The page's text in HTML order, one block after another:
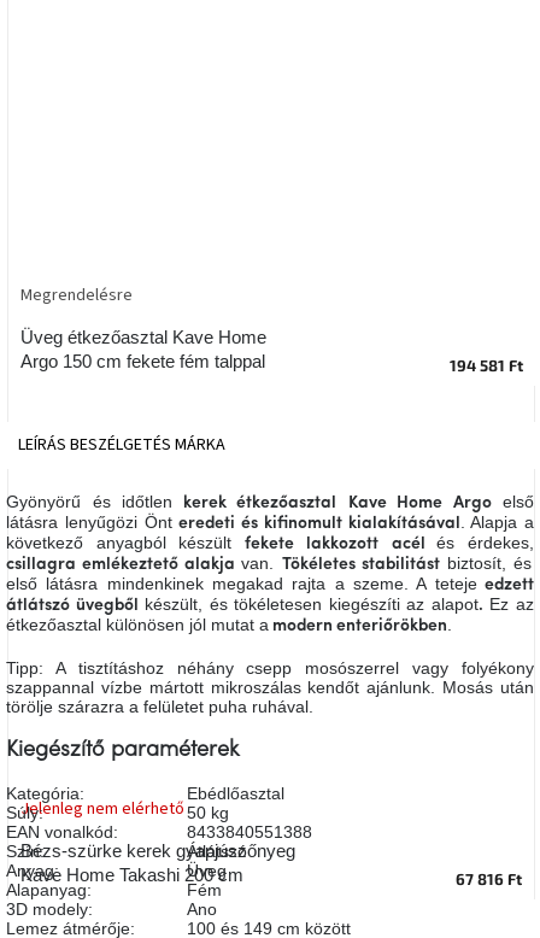
Belső
tavaszi
színekben
asztalon
A
tűz
mellett
ülve
Színes
kedvezményesen
Anyák
napja
Egy
étkező,
amely
Üveg étkezőasztal Kave Home
Argo 150 cm fekete fém talppal
Megrendelésre
194 581 Ft
Bézs-szürke kerek gyapjúszőnyeg
Kave Home Takashi 200 cm
Jelenleg nem elérhető
67 816 Ft
LEÍRÁS BESZÉLGETÉS MÁRKA
Gyönyörű és időtlen kerek étkezőasztal Kave Home Argo
első
látásra lenyűgözi Önteredeti és kifinomult kialakításával. Alapja a
következő anyagból készült
fekete lakkozott acél és érdekes,
csillagra emlékeztető alakjavan. Tökéletes stabilitástbiztosít, és
első látásra mindenkinek megakad rajta a szeme. A tetejeedzett
átlátszó üvegből készült, és tökéletesen kiegészíti az alapot. Ez az
étkezőasztal különösen jól mutat a modern enteriőrökben.
Tipp: A tisztításhoz néhány csepp mosószerrel vagy folyékony
szappannal vízbe mártott mikroszálas kendőt ajánlunk. Mosás után
törölje szárazra a felületet puha ruhával.
Kiegészítő paraméterek
Kategória:
Ebédlőasztal
Súly:
50 kg
EAN vonalkód:
8433840551388
Szín:
Átlátszó
Anyag:
Üveg
Alapanyag:
Fém
3D modely:
Ano
Lemez átmérője:
100 és 149 cm között